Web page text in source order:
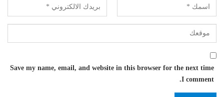
Save my name, email, and website in this browser for the next time
I comment.